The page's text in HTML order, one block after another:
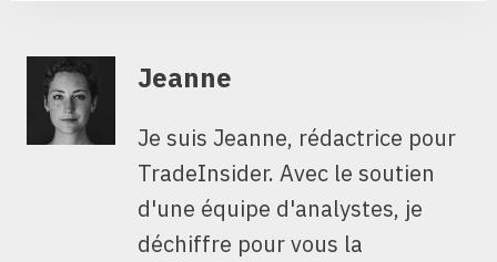
Jeanne
Je suis Jeanne, rédactrice pour
TradeInsider. Avec le soutien
d'une équipe d'analystes, je
déchiffre pour vous la